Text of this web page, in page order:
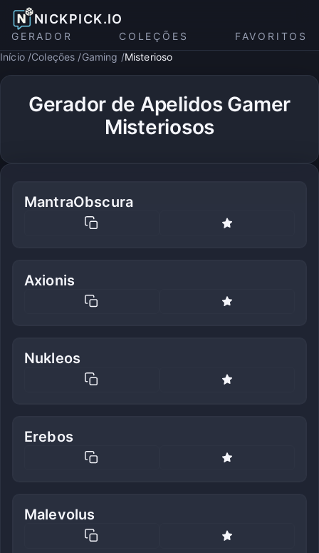
NICKPICK.IO
GERADOR COLEÇÕES
FAVORITOS
Início Coleções Gaming Misterioso
Gerador de Apelidos Gamer
Misteriosos
MantraObscura
Axionis
Nukleos
Erebos
Malevolus